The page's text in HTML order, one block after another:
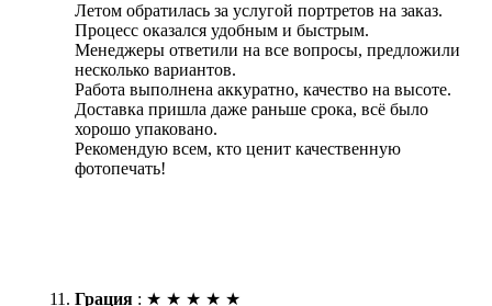
Летом обратилась за услугой портретов на заказ.
Процесс оказался удобным и быстрым.
Менеджеры ответили на все вопросы, предложили
несколько вариантов.
Работа выполнена аккуратно, качество на высоте.
Доставка пришла даже раньше срока, всё было
хорошо упаковано.
Рекомендую всем, кто ценит качественную
фотопечать!
Грация : ★ ★ ★ ★ ★